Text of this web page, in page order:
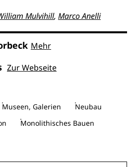
Mulvihill, Marco Anelli
Mehr
Zur Webseite
Museen, Galerien
Neubau
Monolithisches Bauen